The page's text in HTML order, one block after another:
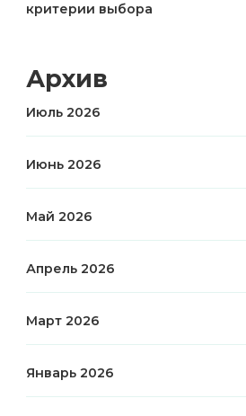
критерии выбора
Архив
Июль 2026
Июнь 2026
Май 2026
Апрель 2026
Март 2026
Январь 2026